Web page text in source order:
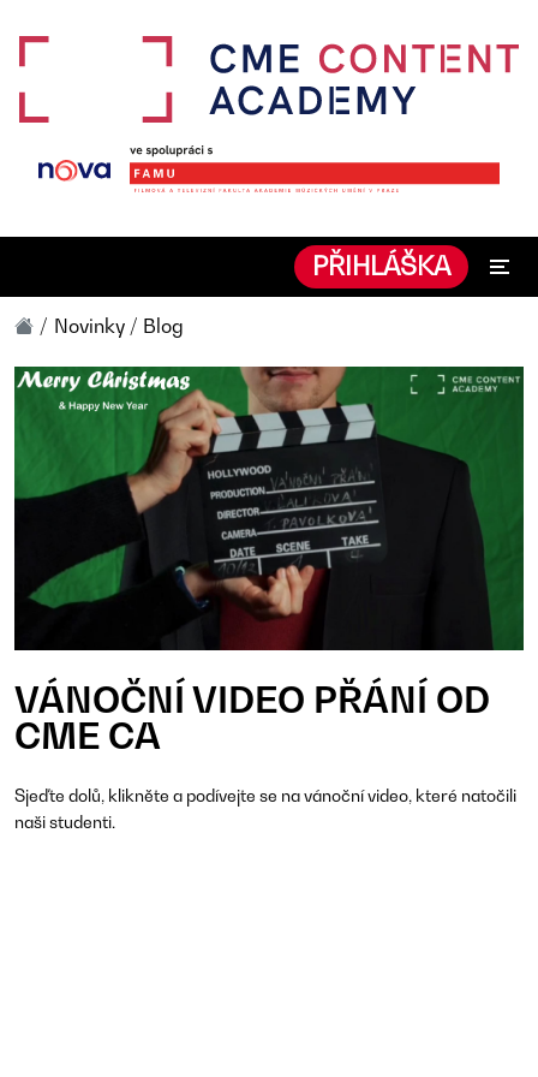
PŘIHLÁŠKA
Novinky / Blog
VÁNOČNÍ VIDEO PŘÁNÍ OD
CME CA
Sjeďte dolů, klikněte a podívejte se na vánoční video, které natočili
naši studenti.